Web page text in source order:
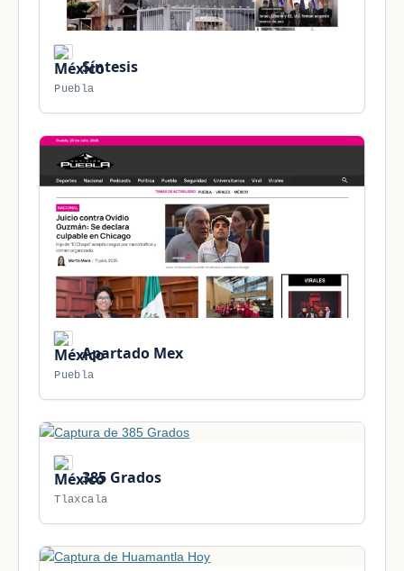
Síntesis
Puebla
Apartado Mex
Puebla
385 Grados
Tlaxcala